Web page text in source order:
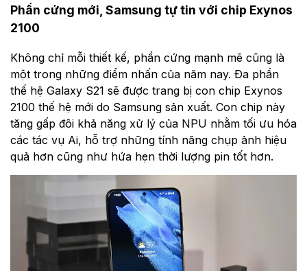
Phần cứng mới, Samsung tự tin với chip Exynos
2100
Không chỉ mỗi thiết kế, phần cứng mạnh mẽ cũng là
một trong những điểm nhấn của năm nay. Đa phần
thế hệ Galaxy S21 sẽ được trang bị con chip Exynos
2100 thế hệ mới do Samsung sản xuất. Con chip này
tăng gấp đôi khả năng xử lý của NPU nhằm tối ưu hóa
các tác vụ Ai, hỗ trợ những tính năng chụp ảnh hiệu
quả hơn cũng như hứa hẹn thời lượng pin tốt hơn.